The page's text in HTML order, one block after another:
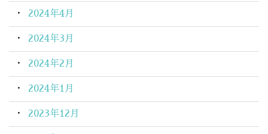
2024年4月
2024年3月
2024年2月
2024年1月
2023年12月